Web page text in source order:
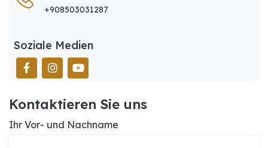
+908503031287
Soziale Medien
Kontaktieren Sie uns
Ihr Vor- und Nachname